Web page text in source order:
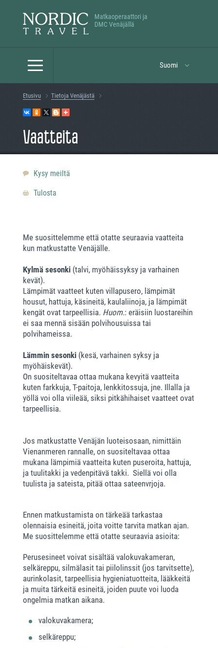
Matkaoperaattori ja
DMC Venäjällä
Suomi
Etusivu Tietoja Venäjästä
Vaatteita
Kysy meiltä
Tulosta
Me suosittelemme että otatte seuraavia vaatteita
kun matkustatte Venäjälle.
Kylmä sesonki(talvi, myöhäissyksy ja varhainen
kevät).
Lämpimät vaatteet kuten villapusero, lämpimät
housut, hattuja, käsineitä, kaulaliinoja, ja lämpimät
kengät ovat tarpeellisia. Huom.: eräisiin luostareihin
ei saa mennä sisään polvihousuissa tai
polvihameissa.
Lämmin sesonki(kesä, varhainen syksy ja
myöhäiskevät).
On suositeltavaa ottaa mukana kevyitä vaatteita
kuten farkkuja, T-paitoja, lenkkitossuja, jne. Illalla ja
yöllä voi olla viileää, siksi pitkähihaiset vaatteet ovat
tarpeellisia.
Jos matkustatte Venäjän luoteisosaan, nimittäin
Vienanmeren rannalle, on suositeltavaa ottaa
mukana lämpimiä vaatteita kuten puseroita, hattuja,
ja tuulitakki ja vedenpitävä takki. Siellä voi olla
tuulista ja sateista, pitää ottaa sateenvrjoja.
Ennen matkustamista on tärkeää tarkastaa
olennaisia esineitä, joita voitte tarvita matkan ajan.
Me suosittelemme että otatte seuraavia asioita:
Perusesineet voivat sisältää valokuvakameran,
selkäreppu, silmälasit tai piilolinssit (jos tarvitsette),
aurinkolasit, tarpeellisia hygieniatuotteita, lääkkeitä
ja muita tärkeitä esineitä, joiden puute voi luoda
ongelmia matkan aikana.
valokuvakamera;
selkäreppu;